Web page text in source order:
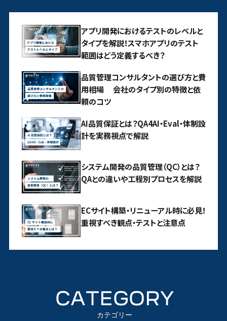
アプリ開発におけるテストのレベルと
タイプを解説！スマホアプリのテスト
範囲はどう定義するべき？
品質管理コンサルタントの選び方と費
用相場 会社のタイプ別の特徴と依
頼のコツ
AI品質保証とは？QA4AI・Eval・体制設
計を実務視点で解説
システム開発の品質管理（QC）とは？
QAとの違いや工程別プロセスを解説
ECサイト構築・リニューアル時に必見！
重視すべき観点・テストと注意点
CATEGORY
カテゴリー